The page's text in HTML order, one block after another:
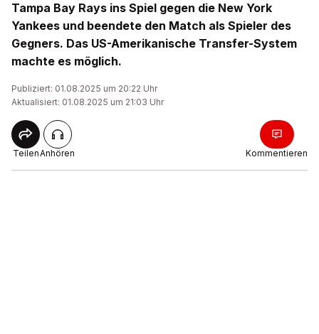
Tampa Bay Rays ins Spiel gegen die New York
Yankees und beendete den Match als Spieler des
Gegners. Das US-Amerikanische Transfer-System
machte es möglich.
Publiziert: 01.08.2025 um 20:22 Uhr
Aktualisiert: 01.08.2025 um 21:03 Uhr
TeilenAnhören Kommentieren